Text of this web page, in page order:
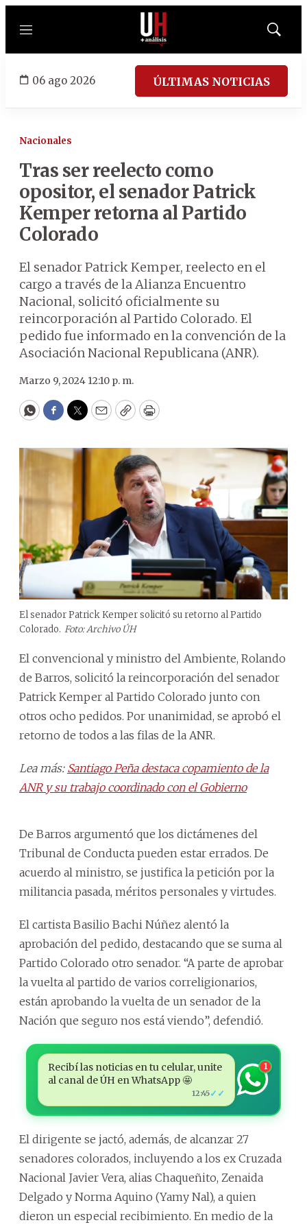
Menú
Mostrar
06 ago 2026 ÚLTIMAS NOTICIAS
Nacionales
Tras ser reelecto como
opositor, el senador Patrick
Kemper retorna al Partido
Colorado
El senador Patrick Kemper, reelecto en el
cargo a través de la Alianza Encuentro
Nacional, solicitó oficialmente su
reincorporación al Partido Colorado. El
pedido fue informado en la convención de la
Asociación Nacional Republicana (ANR).
Marzo 9, 2024 12:10 p. m.
WhatsApp
Facebook
Twitter
EmailCopyPrint
El senador Patrick Kemper solicitó su retorno al Partido
Colorado. Foto: Archivo ÚH
El convencional y ministro del Ambiente, Rolando
de Barros, solicitó la reincorporación del senador
Patrick Kemper al Partido Colorado junto con
otros ocho pedidos. Por unanimidad, se aprobó el
retorno de todos a las filas de la ANR.
Lea más: Santiago Peña destaca copamiento de la
ANR y su trabajo coordinado con el Gobierno
De Barros argumentó que los dictámenes del
Tribunal de Conducta pueden estar errados. De
acuerdo al ministro, se justifica la petición por la
militancia pasada, méritos personales y virtudes.
El cartista Basilio Bachi Núñez alentó la
aprobación del pedido, destacando que se suma al
Partido Colorado otro senador. “A parte de aprobar
la vuelta al partido de varios correligionarios,
están aprobando la vuelta de un senador de la
Nación que seguro nos está viendo”, defendió.
Recibí las noticias en tu celular, unite
al canal de ÚH en WhatsApp 🤩
12:45✓✓
1
El dirigente se jactó, además, de alcanzar 27
senadores colorados, incluyendo a los ex Cruzada
Nacional Javier Vera, alias Chaqueñito, Zenaida
Delgado y Norma Aquino (Yamy Nal), a quien
dieron un especial recibimiento. En medio de la